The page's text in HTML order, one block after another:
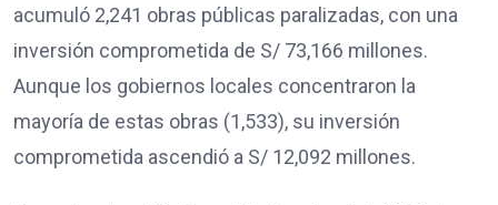
acumuló 2,241 obras públicas paralizadas, con una
inversión comprometida de S/ 73,166 millones.
Aunque los gobiernos locales concentraron la
mayoría de estas obras (1,533), su inversión
comprometida ascendió a S/ 12,092 millones.